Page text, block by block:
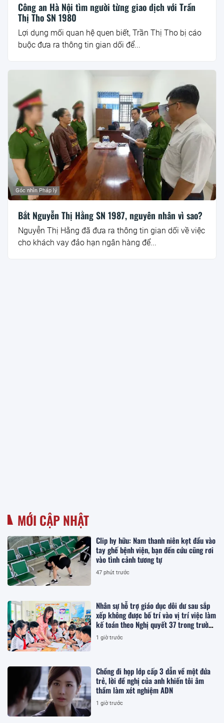
Công an Hà Nội tìm người từng giao dịch với Trần
Thị Tho SN 1980
Lợi dụng mối quan hệ quen biết, Trần Thị Tho bị cáo
buộc đưa ra thông tin gian dối để...
Góc nhìn Pháp lý
Bắt Nguyễn Thị Hằng SN 1987, nguyên nhân vì sao?
Nguyễn Thị Hằng đã đưa ra thông tin gian dối về việc
cho khách vay đảo hạn ngân hàng để...
MỚI CẬP NHẬT
Clip hy hữu: Nam thanh niên kẹt đầu vào
tay ghế bệnh viện, bạn đến cứu cũng rơi
vào tình cảnh tương tự
47 phút trước
Nhân sự hỗ trợ giáo dục dôi dư sau sắp
xếp không được bố trí vào vị trí việc làm
kế toán theo Nghị quyết 37 trong trường
hợp nào?
1 giờ trước
Chồng đi họp lớp cấp 3 dẫn về một đứa
trẻ, lời đề nghị của anh khiến tôi âm
thầm làm xét nghiệm ADN
1 giờ trước